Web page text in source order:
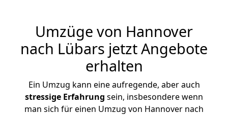
Umzüge von Hannover
nach Lübars jetzt Angebote
erhalten
Ein Umzug kann eine aufregende, aber auch
stressige Erfahrung sein, insbesondere wenn
man sich für einen Umzug von Hannover nach